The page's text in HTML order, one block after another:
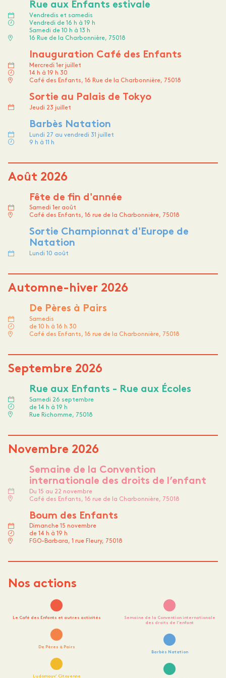
Rue aux Enfants estivale
Vendredis et samedis
Vendredi de 16 h à 19 h
Samedi de 10 h à 13 h
16 Rue de la Charbonnière, 75018
Inauguration Café des Enfants
Mercredi 1er juillet
14 h à 19 h 30
Café des Enfants, 16 Rue de la Charbonnière, 75018
Sortie au Palais de Tokyo
Jeudi 23 juillet
Barbès Natation
Lundi 27 au vendredi 31 juillet
9 h à 11 h
Août 2026
Fête de fin d'année
Samedi 1er août
Café des Enfants, 16 rue de la Charbonnière, 75018
Sortie Championnat d'Europe de
Natation
Lundi 10 août
Automne-hiver 2026
De Pères à Pairs
Samedis
de 10 h à 16 h 30
Café des Enfants, 16 rue de la Charbonnière, 75018
Septembre 2026
Rue aux Enfants - Rue aux Écoles
Samedi 26 septembre
de 14 h à 19 h
Rue Richomme, 75018
Novembre 2026
Semaine de la Convention
internationale des droits de l’enfant
Du 15 au 22 novembre
Café des Enfants, 16 rue de la Charbonnière, 75018
Boum des Enfants
Dimanche 15 novembre
de 14 h à 19 h
FGO-Barbara, 1 rue Fleury, 75018
Nos actions
Le Café des Enfants et autres activités
De Pères à Pairs
Ludomouv’ Citoyenne
Semaine de la Convention internationale
des droits de l’enfant
Barbès Natation